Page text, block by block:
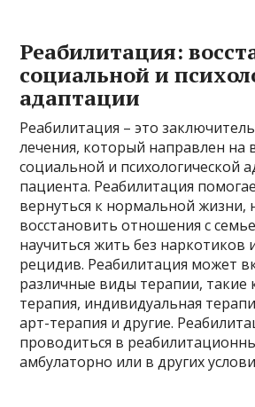
Реабилитация:
социальной и
адаптации
Реабилитация – это
лечения, который направлен на
социальной и психологической
пациента. Реабилитация
вернуться к нормальной жизни,
восстановить отношения с
научиться жить без наркотиков
рецидив. Реабилитация может
различные виды терапии, такие
терапия, индивидуальная
арт-терапия и другие.
проводиться в
амбулаторно или в других